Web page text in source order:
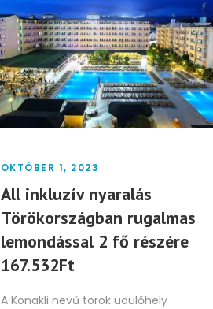
OKTÓBER 1, 2023
All inkluzív nyaralás
Törökországban rugalmas
lemondással 2 fő részére
167.532Ft
A Konakli nevű török üdülőhely